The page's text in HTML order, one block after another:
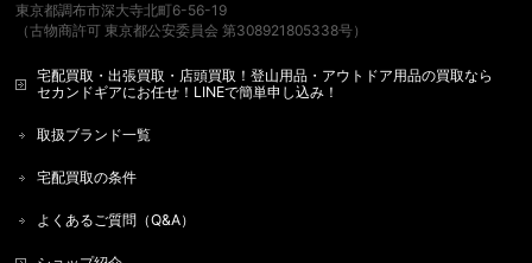
東京都調布市深大寺北町6-56-19
（古物商許可 東京都公安委員会 第308921805338号）
宅配買取・出張買取・店頭買取！登山用品・アウトドア用品の買取なら
セカンドギアにお任せ！LINEで簡単申し込み！
取扱ブランド一覧
宅配買取の条件
よくあるご質問（Q&A）